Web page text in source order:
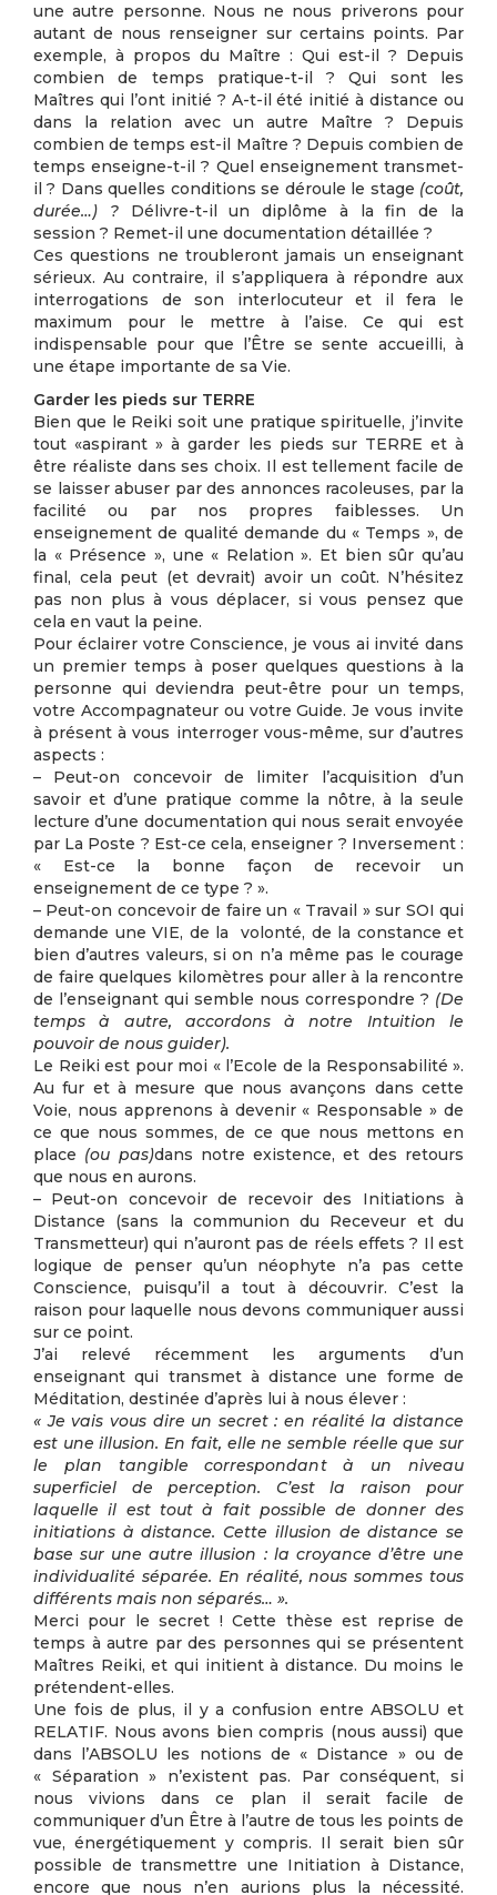
une autre personne. Nous ne nous priverons pour
autant de nous renseigner sur certains points. Par
exemple, à propos du Maître : Qui est-il ? Depuis
combien de temps pratique-t-il ? Qui sont les
Maîtres qui l’ont initié ? A-t-il été initié à distance ou
dans la relation avec un autre Maître ? Depuis
combien de temps est-il Maître ? Depuis combien de
temps enseigne-t-il ? Quel enseignement transmet-
il ? Dans quelles conditions se déroule le stage (coût,
durée…) ?Délivre-t-il un diplôme à la fin de la
session ? Remet-il une documentation détaillée ?
Ces questions ne troubleront jamais un enseignant
sérieux. Au contraire, il s’appliquera à répondre aux
interrogations de son interlocuteur et il fera le
maximum pour le mettre à l’aise. Ce qui est
indispensable pour que l’Être se sente accueilli, à
une étape importante de sa Vie.
Garder les pieds sur TERRE
Bien que le Reiki soit une pratique spirituelle, j’invite
tout «aspirant » à garder les pieds sur TERRE et à
être réaliste dans ses choix. Il est tellement facile de
se laisser abuser par des annonces racoleuses, par la
facilité ou par nos propres faiblesses. Un
enseignement de qualité demande du « Temps », de
la « Présence », une « Relation ». Et bien sûr qu’au
final, cela peut (et devrait) avoir un coût. N’hésitez
pas non plus à vous déplacer, si vous pensez que
cela en vaut la peine.
Pour éclairer votre Conscience, je vous ai invité dans
un premier temps à poser quelques questions à la
personne qui deviendra peut-être pour un temps,
votre Accompagnateur ou votre Guide. Je vous invite
à présent à vous interroger vous-même, sur d’autres
aspects :
– Peut-on concevoir de limiter l’acquisition d’un
savoir et d’une pratique comme la nôtre, à la seule
lecture d’une documentation qui nous serait envoyée
par La Poste ? Est-ce cela, enseigner ? Inversement :
« Est-ce la bonne façon de recevoir un
enseignement de ce type ? ».
– Peut-on concevoir de faire un « Travail » sur SOI qui
demande une VIE, de la volonté, de la constance et
bien d’autres valeurs, si on n’a même pas le courage
de faire quelques kilomètres pour aller à la rencontre
de l’enseignant qui semble nous correspondre ? (De
temps à autre, accordons à notre Intuition le
pouvoir de nous guider).
Le Reiki est pour moi « l’Ecole de la Responsabilité ».
Au fur et à mesure que nous avançons dans cette
Voie, nous apprenons à devenir « Responsable » de
ce que nous sommes, de ce que nous mettons en
place (ou pas)dans notre existence, et des retours
que nous en aurons.
– Peut-on concevoir de recevoir des Initiations à
Distance (sans la communion du Receveur et du
Transmetteur) qui n’auront pas de réels effets ? Il est
logique de penser qu’un néophyte n’a pas cette
Conscience, puisqu’il a tout à découvrir. C’est la
raison pour laquelle nous devons communiquer aussi
sur ce point.
J’ai relevé récemment les arguments d’un
enseignant qui transmet à distance une forme de
Méditation, destinée d’après lui à nous élever :
« Je vais vous dire un secret : en réalité la distance
est une illusion. En fait, elle ne semble réelle que sur
le plan tangible correspondant à un niveau
superficiel de perception. C’est la raison pour
laquelle il est tout à fait possible de donner des
initiations à distance. Cette illusion de distance se
base sur une autre illusion : la croyance d’être une
individualité séparée. En réalité, nous sommes tous
différents mais non séparés… ».
Merci pour le secret ! Cette thèse est reprise de
temps à autre par des personnes qui se présentent
Maîtres Reiki, et qui initient à distance. Du moins le
prétendent-elles.
Une fois de plus, il y a confusion entre ABSOLU et
RELATIF. Nous avons bien compris (nous aussi) que
dans l’ABSOLU les notions de « Distance » ou de
« Séparation » n’existent pas. Par conséquent, si
nous vivions dans ce plan il serait facile de
communiquer d’un Être à l’autre de tous les points de
vue, énergétiquement y compris. Il serait bien sûr
possible de transmettre une Initiation à Distance,
encore que nous n’en aurions plus la nécessité.